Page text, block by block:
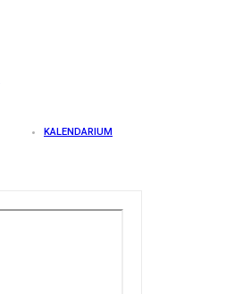
KALENDARIUM